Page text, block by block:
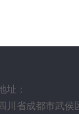
址：
川省成都市武侯